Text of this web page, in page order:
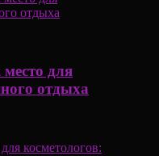
для
отдыха